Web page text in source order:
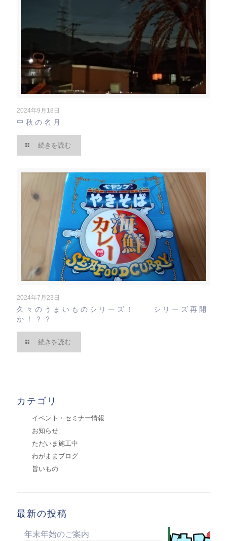
2024年9月18日
中秋の名月
続きを読む
2024年7月23日
久々のうまいものシリーズ！ シリーズ再開
か！？？
続きを読む
カテゴリ
イベント・セミナー情報
お知らせ
ただいま施工中
わがままブログ
旨いもの
最新の投稿
年末年始のご案内